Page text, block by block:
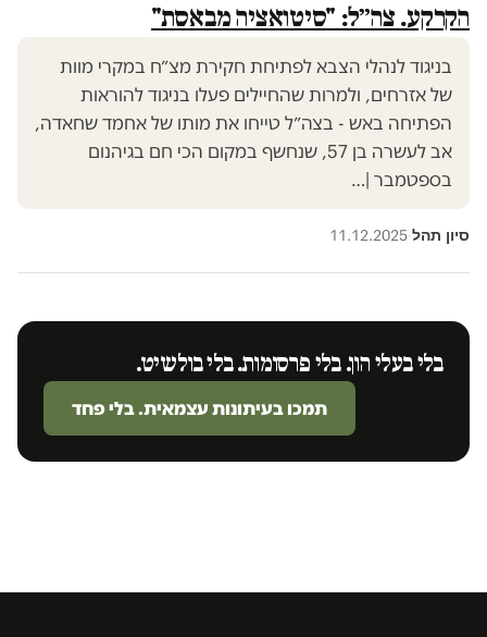
הקרקע. צה״ל: "סיטואציה מבאסת"
בניגוד לנהלי הצבא לפתיחת חקירת מצ״ח במקרי מוות
של אזרחים, ולמרות שהחיילים פעלו בניגוד להוראות
הפתיחה באש - בצה״ל טייחו את מותו של אחמד שחאדה,
אב לעשרה בן 57, שנחשף במקום הכי חם בגיהנום
בספטמבר |…
סיון תהל·
11.12.2025
בלי בעלי הון. בלי פרסומות. בלי בולשיט.
תמכו בעיתונות עצמאית. בלי פחד